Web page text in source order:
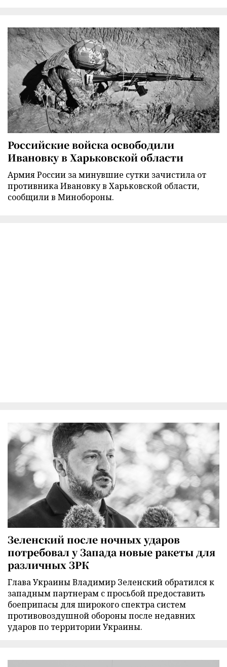
Российские войска освободили
Ивановку в Харьковской области
Армия России за минувшие сутки зачистила от
противника Ивановку в Харьковской области,
сообщили в Минобороны.
Зеленский после ночных ударов
потребовал у Запада новые ракеты для
различных ЗРК
Глава Украины Владимир Зеленский обратился к
западным партнерам с просьбой предоставить
боеприпасы для широкого спектра систем
противовоздушной обороны после недавних
ударов по территории Украины.